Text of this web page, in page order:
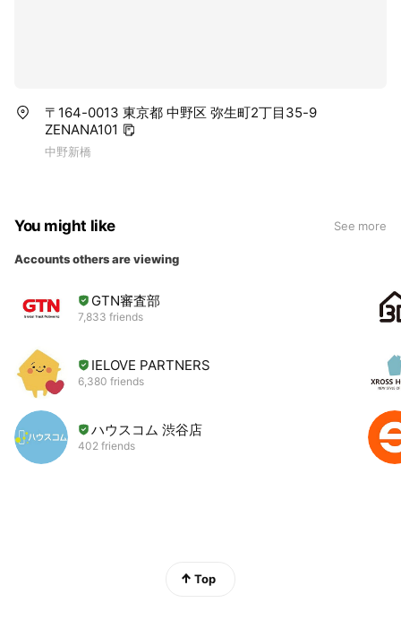
〒164-0013 東京都 中野区 弥生町2丁目35-9
ZENANA101
中野新橋
You might like See more
Accounts others are viewing
GTN審査部
7,833 friends
IELOVE PARTNERS
6,380 friends
ハウスコム 渋谷店
402 friends
Top